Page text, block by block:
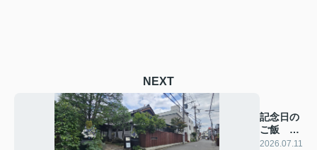
NEXT
記念日の
ご飯 川
越にて
2026.07.11